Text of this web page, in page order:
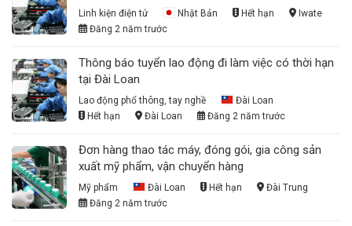
Linh kiện điện tử Nhật Bản Hết hạn
Iwate
Đăng 2 năm trước
Thông báo tuyển lao động đi làm việc có thời hạn
tại Đài Loan
Lao động phổ thông, tay nghề
Đài Loan
Hết hạn
Đài Loan Đăng 2 năm trước
Đơn hàng thao tác máy, đóng gói, gia công sản
xuất mỹ phẩm, vận chuyển hàng
Mỹ phẩm Đài Loan Hết hạn
Đài Trung
Đăng 2 năm trước